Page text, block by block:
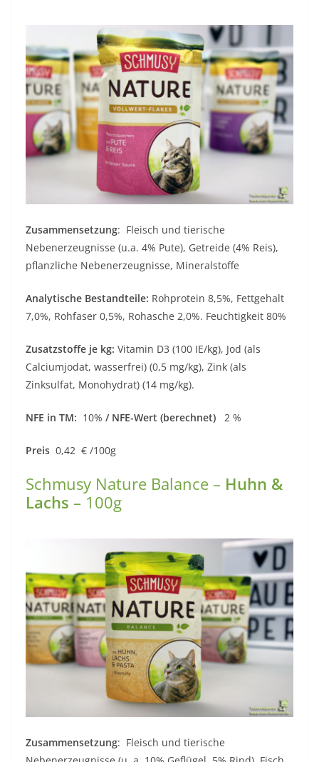
Zusammensetzung: Fleisch und tierische
Nebenerzeugnisse (u.a. 4% Pute), Getreide (4% Reis),
pflanzliche Nebenerzeugnisse, Mineralstoffe
Analytische Bestandteile: Rohprotein 8,5%, Fettgehalt
7,0%, Rohfaser 0,5%, Rohasche 2,0%. Feuchtigkeit 80%
Zusatzstoffe je kg: Vitamin D3 (100 IE/kg), Jod (als
Calciumjodat, wasserfrei) (0,5 mg/kg), Zink (als
Zinksulfat, Monohydrat) (14 mg/kg).
NFE in TM: 10% / NFE-Wert (berechnet) 2 %
Preis 0,42 € /100g
Schmusy Nature Balance – Huhn &
Lachs – 100g
Zusammensetzung: Fleisch und tierische